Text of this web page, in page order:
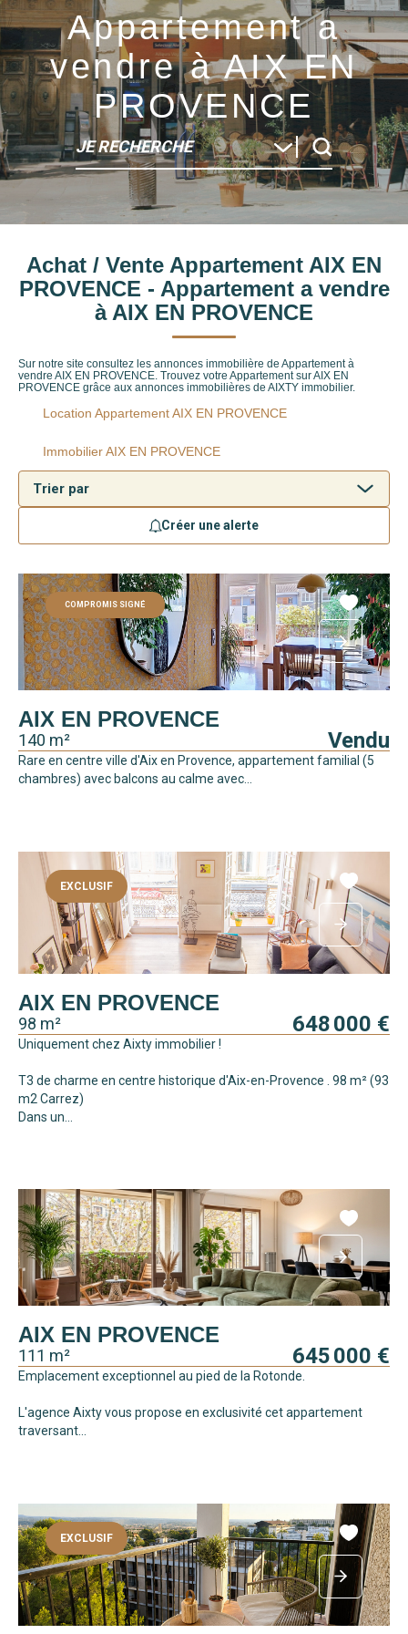
Appartement a
vendre à AIX EN
PROVENCE
JE RECHERCHE
Type de bien
Localité
Achat / Vente Appartement AIX EN
PROVENCE - Appartement a vendre
à AIX EN PROVENCE
Sur notre site consultez les annonces immobilière de Appartement à
vendre AIX EN PROVENCE. Trouvez votre Appartement sur AIX EN
PROVENCE grâce aux annonces immobilières de AIXTY immobilier.
Location Appartement AIX EN PROVENCE
Immobilier AIX EN PROVENCE
Créer une alerte
COMPROMIS SIGNÉ
AIX EN PROVENCE
140 m² Vendu
Rare en centre ville d'Aix en Provence, appartement familial (5
chambres) avec balcons au calme avec...
EXCLUSIF
AIX EN PROVENCE
98 m² 648 000 €
Uniquement chez Aixty immobilier !
T3 de charme en centre historique d'Aix-en-Provence . 98 m² (93
m2 Carrez)
Dans un...
AIX EN PROVENCE
111 m² 645 000 €
Emplacement exceptionnel au pied de la Rotonde.
L'agence Aixty vous propose en exclusivité cet appartement
traversant...
EXCLUSIF